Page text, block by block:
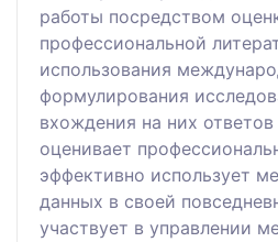
работы посредством
профессиональной
использования
формулирования
вхождения на них
оценивает
эффективно использует
данных в своей
участвует в управлении